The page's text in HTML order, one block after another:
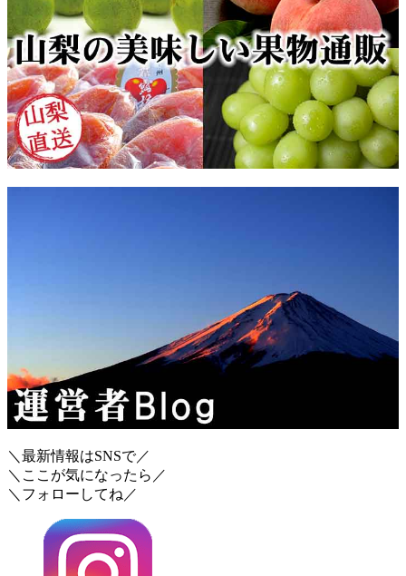
＼最新情報はSNSで／
＼ここが気になったら／
＼フォローしてね／